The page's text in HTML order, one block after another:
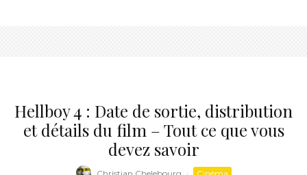
Hellboy 4 : Date de sortie, distribution
et détails du film – Tout ce que vous
devez savoir